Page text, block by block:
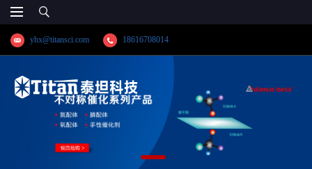
yhx@titansci.com 18616708014